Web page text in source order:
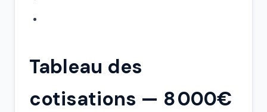
Tableau des
cotisations — 8 000€